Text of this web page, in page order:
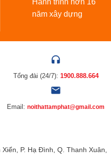
thủy màu tượng bàn thờ
tâm linh giúp mang lại may
cho gia đình . Đồng thời,
cháu đối với ông bà tổ tiên,
thánh nhân, cầu mong một
bình an. Sau đấy là một
thịnh hành được nhiều
các tượng thờ Thần Tài
Hành trình hơn 16
năm xây dựng
Tổng đài (24/7): 1900.888.664
Email: noithattamphat@gmail.com
P. Hạ Đình, Q. Thanh Xuân,